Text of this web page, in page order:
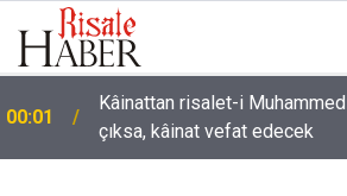
00:01
Kâinattan risalet-i
çıksa, kâinat vefat edecek